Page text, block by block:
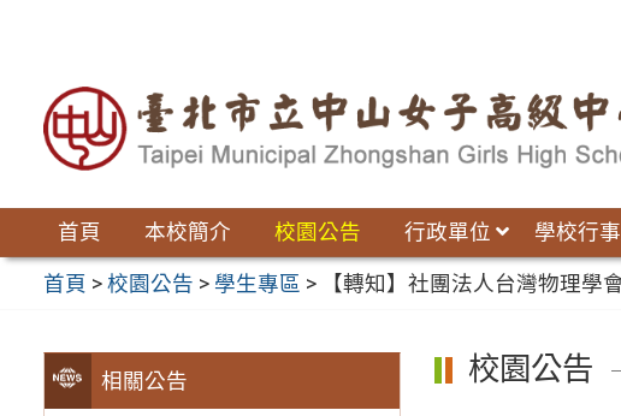
首頁 本校簡介 校園公告 行政單位 學校行
首頁 >校園公告 > 學生專區 > 【轉知】社團法人台灣物理
相關公告
校園公告